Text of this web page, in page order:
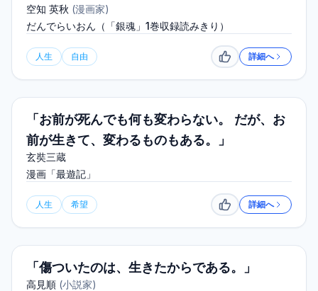
空知 英秋 (漫画家)
だんでらいおん（「銀魂」1巻収録読みきり）
人生 自由 いいね詳細へ
「お前が死んでも何も変わらない。 だが、お
前が生きて、変わるものもある。」
玄奘三蔵
漫画「最遊記」
人生 希望 いいね詳細へ
「傷ついたのは、生きたからである。」
高見順 (小説家)